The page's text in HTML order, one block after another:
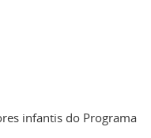
infantis do Programa